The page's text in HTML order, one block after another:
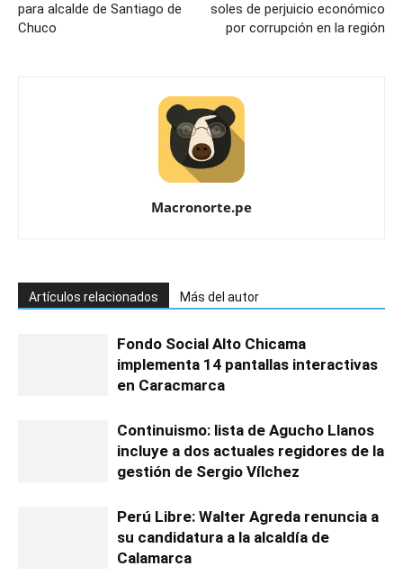
para alcalde de Santiago de
Chuco
soles de perjuicio económico
por corrupción en la región
Macronorte.pe
Artículos relacionados Más del autor
Fondo Social Alto Chicama
implementa 14 pantallas interactivas
en Caracmarca
Continuismo: lista de Agucho Llanos
incluye a dos actuales regidores de la
gestión de Sergio Vílchez
Perú Libre: Walter Agreda renuncia a
su candidatura a la alcaldía de
Calamarca